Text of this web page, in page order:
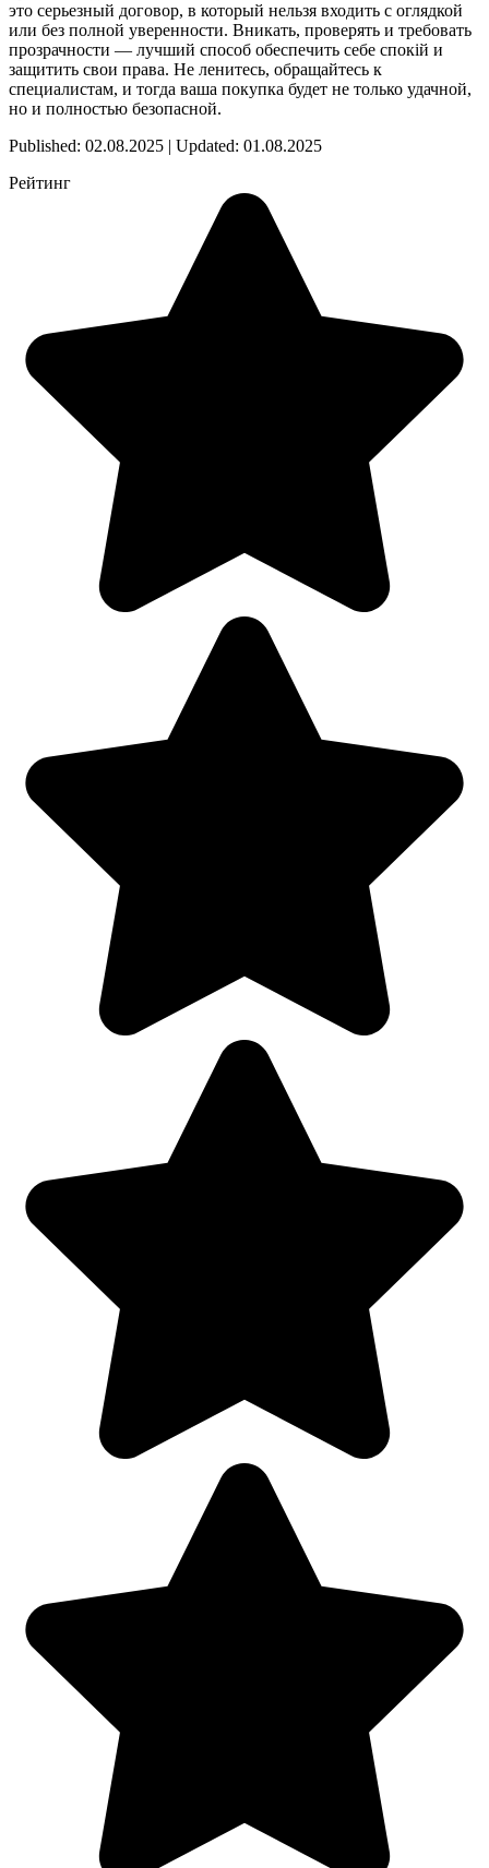
это серьезный договор, в который нельзя входить с оглядкой
или без полной уверенности. Вникать, проверять и требовать
прозрачности — лучший способ обеспечить себе спокій и
защитить свои права. Не ленитесь, обращайтесь к
специалистам, и тогда ваша покупка будет не только удачной,
но и полностью безопасной.
Published: 02.08.2025 | Updated: 01.08.2025
Рейтинг